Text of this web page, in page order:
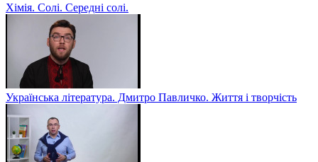
Хімія. Солі. Середні солі.
Українська література. Дмитро Павличко. Життя і творчість